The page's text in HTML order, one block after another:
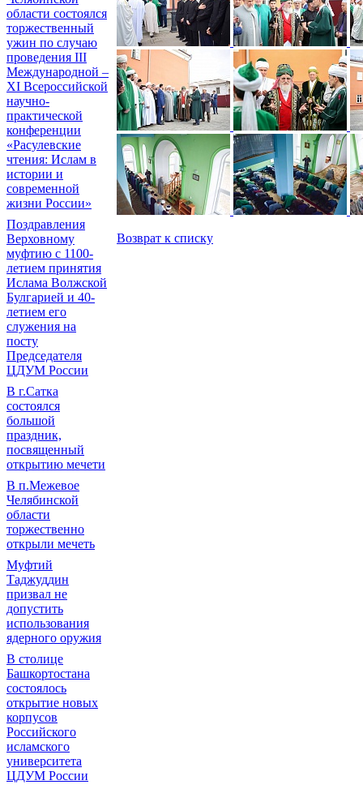
области состоялся
торжественный
ужин по случаю
проведения III
Международной –
XI Всероссийской
научно-
практической
конференции
«Расулевские
чтения: Ислам в
истории и
современной
жизни России»
Поздравления
Верховному
муфтию с 1100-
летием принятия
Ислама Волжской
Булгарией и 40-
летием его
служения на
посту
Председателя
ЦДУМ России
В г.Сатка
состоялся
большой
праздник,
посвященный
открытию мечети
В п.Межевое
Челябинской
области
торжественно
открыли мечеть
Муфтий
Таджуддин
призвал не
допустить
использования
ядерного оружия
В столице
Башкортостана
состоялось
открытие новых
корпусов
Российского
исламского
университета
ЦДУМ России
Возврат к списку